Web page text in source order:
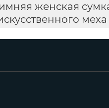
женская
меха